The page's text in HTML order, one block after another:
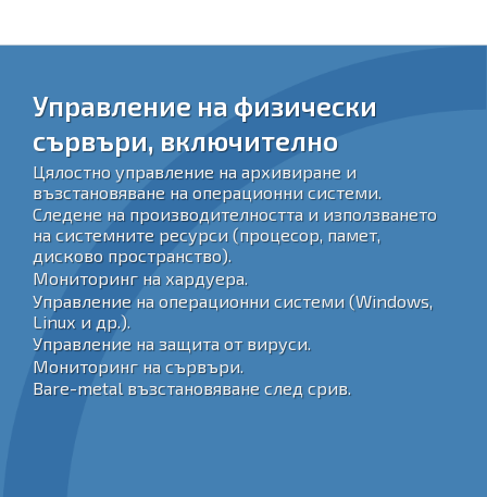
Управление на физически
сървъри, включително
Цялостно управление на архивиране и
възстановяване на операционни системи.
Следене на производителността и използването
на системните ресурси (процесор, памет,
дисково пространство).
Мониторинг на хардуера.
Управление на операционни системи (Windows,
Linux и др.).
Управление на защита от вируси.
Мониторинг на сървъри.
Bare-metal възстановяване след срив.